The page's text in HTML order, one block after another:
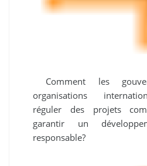
Comment les
organisations
réguler des projets
garantir un
responsable?